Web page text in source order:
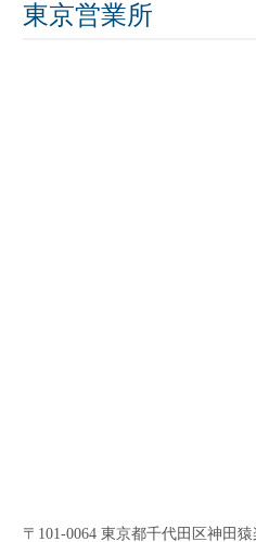
東京営業所
〒101-0064 東京都千代田区神田